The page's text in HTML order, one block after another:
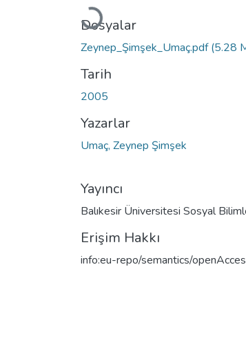
Yükleniyor...
Dosyalar
Zeynep_Şimşek_Umaç.pdf(5.28
Tarih
2005
Yazarlar
Umaç, Zeynep Şimşek
Yayıncı
Balıkesir Üniversitesi Sosyal
Erişim Hakkı
info:eu-repo/semantics/